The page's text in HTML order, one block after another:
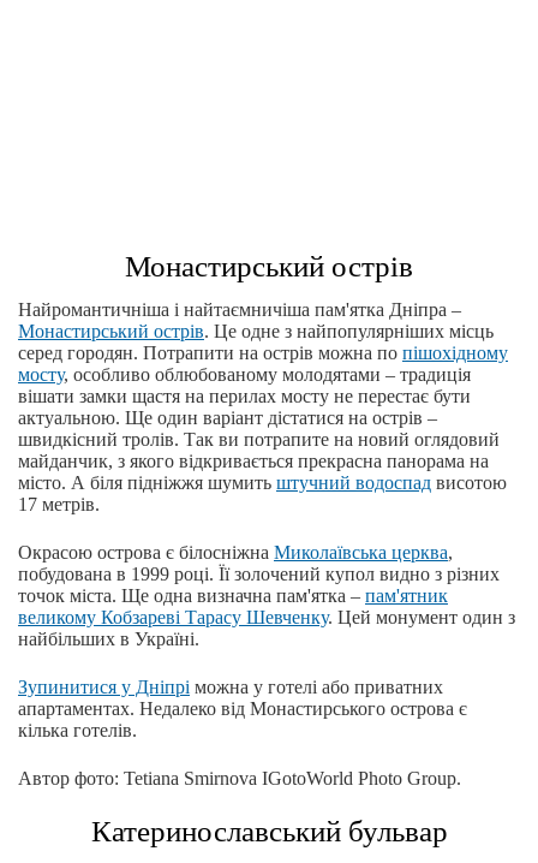
Монастирський острів
Найромантичніша і найтаємничіша пам'ятка Дніпра –
Монастирський острів. Це одне з найпопулярніших місць
серед городян. Потрапити на острів можна по пішохідному
мосту, особливо облюбованому молодятами – традиція
вішати замки щастя на перилах мосту не перестає бути
актуальною. Ще один варіант дістатися на острів –
швидкісний тролів. Так ви потрапите на новий оглядовий
майданчик, з якого відкривається прекрасна панорама на
місто. А біля підніжжя шумить штучний водоспад висотою
17 метрів.
Окрасою острова є білосніжна Миколаївська церква,
побудована в 1999 році. Її золочений купол видно з різних
точок міста. Ще одна визначна пам'ятка – пам'ятник
великому Кобзареві Тарасу Шевченку. Цей монумент один з
найбільших в Україні.
Зупинитися у Дніпрі можна у готелі або приватних
апартаментах. Недалеко від Монастирського острова є
кілька готелів.
Автор фото: Tetiana Smirnova IGotoWorld Photo Group.
Катеринославський бульвар